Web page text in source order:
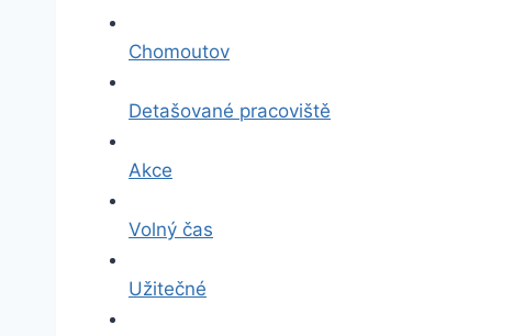
Chomoutov
Detašované pracoviště
Akce
Volný čas
Užitečné